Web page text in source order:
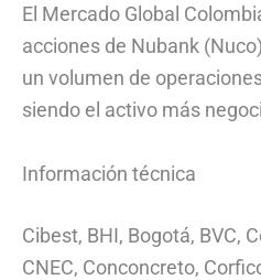
El Mercado Global
acciones de Nubank
un volumen de
siendo el activo más
Información técnica
Cibest, BHI, Bogotá, BVC,
CNEC, Conconcreto,